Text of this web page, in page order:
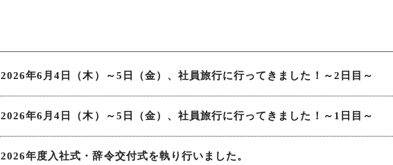
2026年6月4日（木）～5日（金）、社員旅行に行ってきました！～2日目～
2026年6月4日（木）～5日（金）、社員旅行に行ってきました！～1日目～
2026年度入社式・辞令交付式を執り行いました。